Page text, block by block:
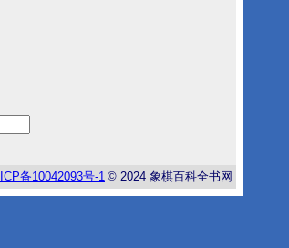
ICP备10042093号-1 © 2024 象棋百科全书网